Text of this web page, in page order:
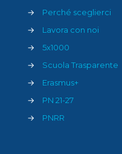
→
Perché sceglierci
→
Lavora con noi
→
5x1000
→
Scuola Trasparente
→
Erasmus+
→
PN 21-27
→
PNRR